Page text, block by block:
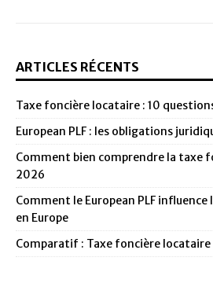
ARTICLES RÉCENTS
Taxe foncière locataire : 10
European PLF : les obligations
Comment bien comprendre la taxe
2026
Comment le European PLF
en Europe
Comparatif : Taxe foncière